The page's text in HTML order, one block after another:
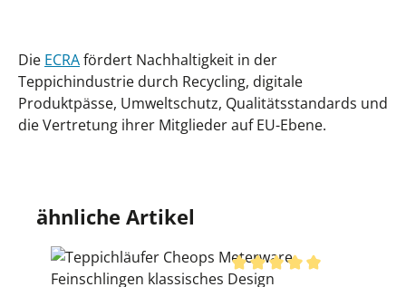
Die ECRAfördert Nachhaltigkeit in der
Teppichindustrie durch Recycling, digitale
Produktpässe, Umweltschutz, Qualitätsstandards und
die Vertretung ihrer Mitglieder auf EU-Ebene.
Produktgalerie überspringen
ähnliche Artikel